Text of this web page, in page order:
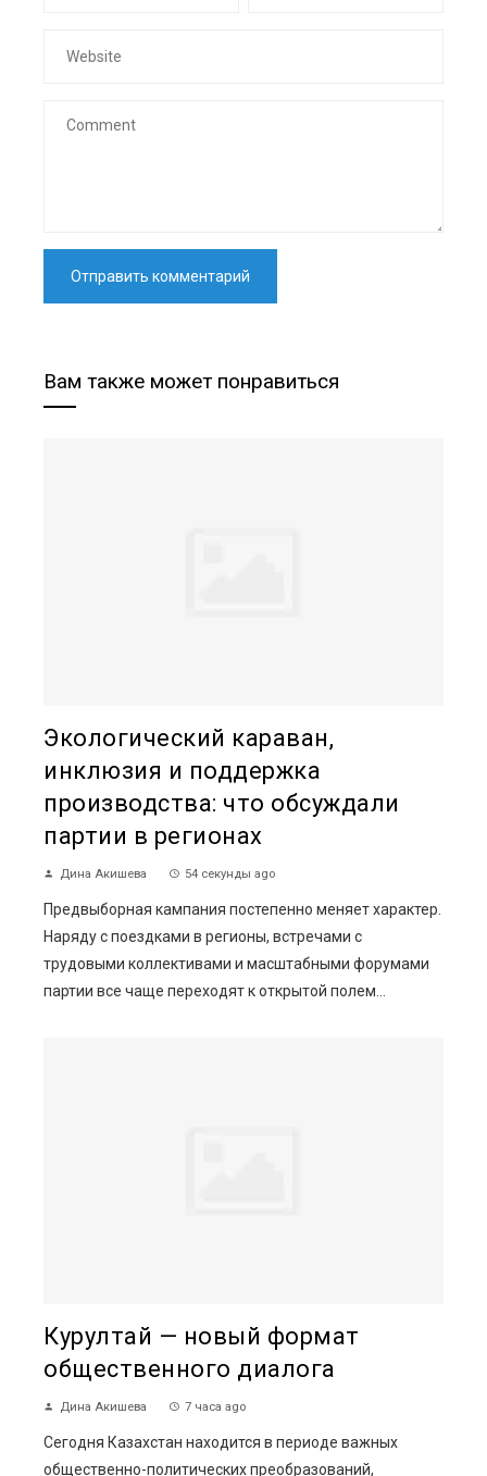
Вам также может понравиться
Экологический караван,
инклюзия и поддержка
производства: что обсуждали
партии в регионах
Дина Акишева 54 секунды ago
Предвыборная кампания постепенно меняет характер.
Наряду с поездками в регионы, встречами с
трудовыми коллективами и масштабными форумами
партии все чаще переходят к открытой полем...
Курултай — новый формат
общественного диалога
Дина Акишева 7 часа ago
Сегодня Казахстан находится в периоде важных
общественно-политических преобразований,